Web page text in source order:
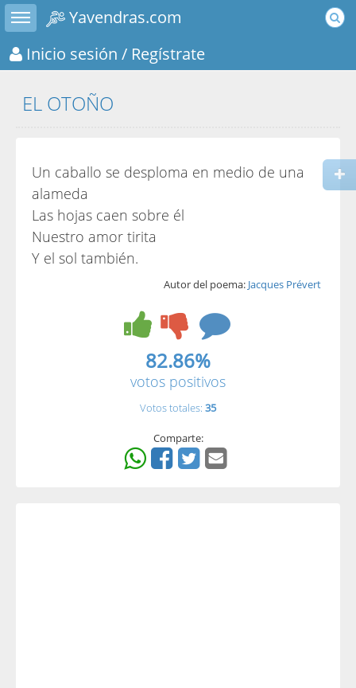
Toggle sidebar
Yavendras.com
Inicio sesión / Regístrate
EL OTOÑO
Un caballo se desploma en medio de una
alameda
Las hojas caen sobre él
Nuestro amor tirita
Y el sol también.
Autor del poema: Jacques Prévert
82.86%
votos positivos
Votos totales: 35
Comparte: